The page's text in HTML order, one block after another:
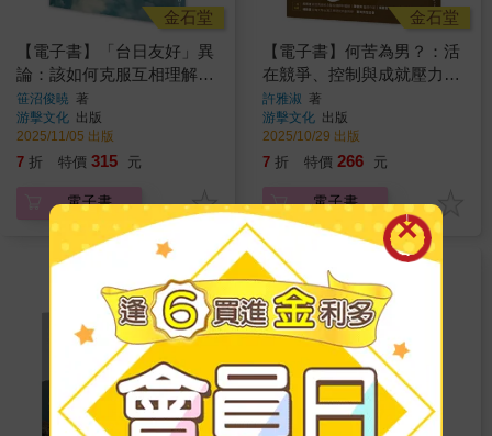
金石堂
【電子書】「台日友好」異
論：該如何克服互相理解的
認知齟齬和立場矛盾？
笹沼俊暁 著
游擊文化 出版
2025/11/05 出版
7 折 特價 315 元
電子書
金石堂
【電子書】何苦為男？：活
在競爭、控制與成就壓力下
的他們
許雅淑 著
游擊文化 出版
2025/10/29 出版
7 折 特價 266 元
電子書